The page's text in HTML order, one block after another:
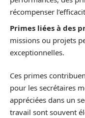
récompenser
Primes liées à des
missions ou projets
exceptionnelles.
Ces primes
pour les secrétaires
appréciées dans un
travail sont souvent